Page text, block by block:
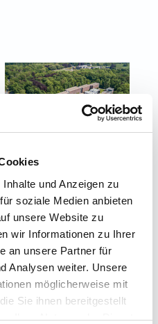
und Anzeigen zu
soziale Medien anbieten
unsere Website zu
wir Informationen zu Ihrer
an unsere Partner für
Analysen weiter. Unsere
möglicherweise mit
Sie ihnen bereitgestellt
Ihrer Nutzung der Dienste